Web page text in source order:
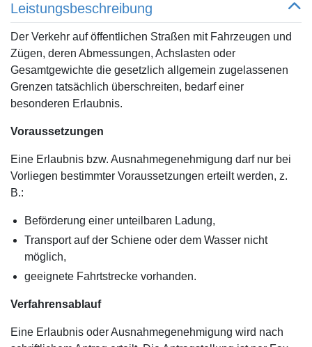
Leistungsbeschreibung
Der Verkehr auf öffentlichen Straßen mit Fahrzeugen und
Zügen, deren Abmessungen, Achslasten oder
Gesamtgewichte die gesetzlich allgemein zugelassenen
Grenzen tatsächlich überschreiten, bedarf einer
besonderen Erlaubnis.
Voraussetzungen
Eine Erlaubnis bzw. Ausnahmegenehmigung darf nur bei
Vorliegen bestimmter Voraussetzungen erteilt werden, z.
B.:
Beförderung einer unteilbaren Ladung,
Transport auf der Schiene oder dem Wasser nicht
möglich,
geeignete Fahrtstrecke vorhanden.
Verfahrensablauf
Eine Erlaubnis oder Ausnahmegenehmigung wird nach